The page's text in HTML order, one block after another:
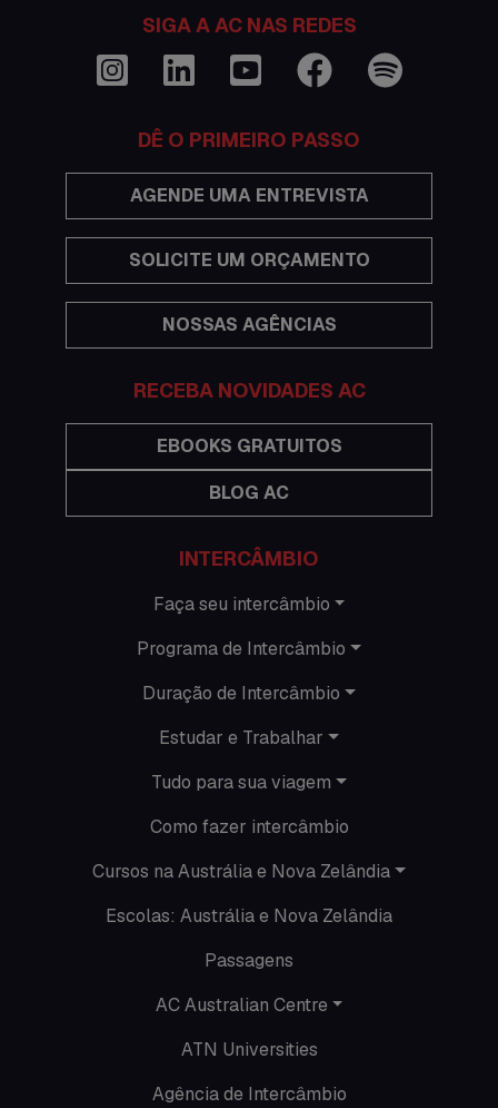
Curso de inglês no exterior
Dicas
Economia
Estudar no exterior
Eventos
Histórias de intercâmbio
Hospedagem
Imigração Austrália
Informações gerais
Intercâmbio de férias
Minhas histórias na Austrália
Nova Zelândia
O que acontece na AC
Passeios
Promoções
Time Lapses
SIGA A AC NAS REDES
DÊ O PRIMEIRO PASSO
AGENDE UMA ENTREVISTA
SOLICITE UM ORÇAMENTO
NOSSAS AGÊNCIAS
RECEBA NOVIDADES AC
EBOOKS GRATUITOS
BLOG AC
INTERCÂMBIO
Faça seu intercâmbio
Programa de Intercâmbio
Duração de Intercâmbio
Estudar e Trabalhar
Tudo para sua viagem
Como fazer intercâmbio
Cursos na Austrália e Nova Zelândia
Escolas: Austrália e Nova Zelândia
Passagens
AC Australian Centre
ATN Universities
Agência de Intercâmbio